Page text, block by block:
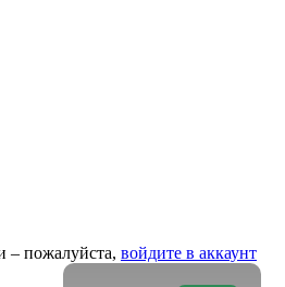
– пожалуйста, войдите в аккаунт